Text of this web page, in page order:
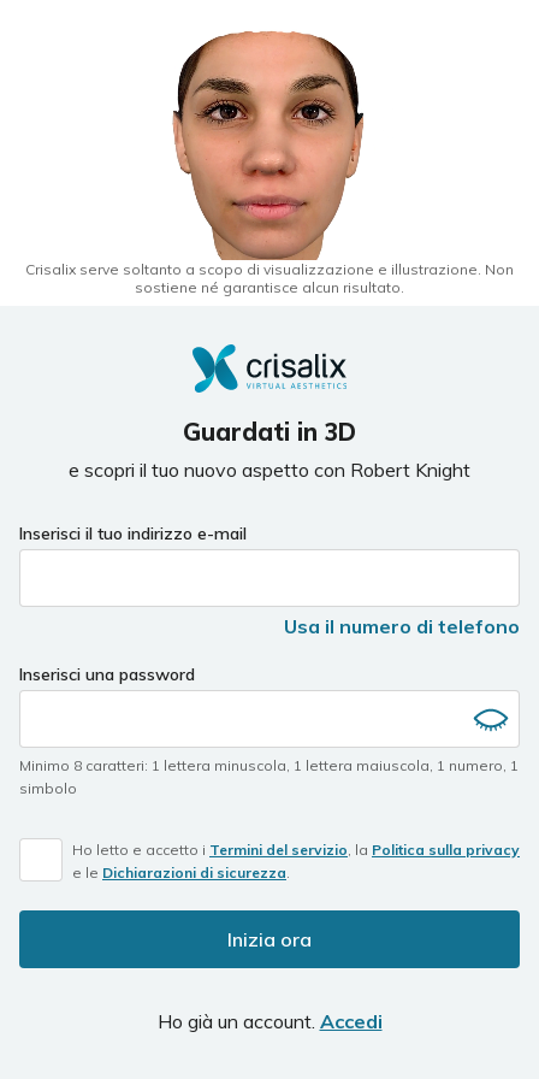
Crisalix serve soltanto a scopo di visualizzazione e illustrazione. Non
sostiene né garantisce alcun risultato.
Guardati in 3D
e scopri il tuo nuovo aspetto con Robert Knight
Inserisci il tuo indirizzo e-mail
Usa il numero di telefono
Inserisci una password
Minimo 8 caratteri: 1 lettera minuscola, 1 lettera maiuscola, 1 numero, 1
simbolo
Ho letto e accetto i Termini del servizio, la Politica sulla privacy
e le Dichiarazioni di sicurezza.
Inizia ora
Ho già un account. Accedi